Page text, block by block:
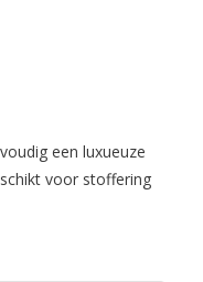
een luxueuze
voor stoffering